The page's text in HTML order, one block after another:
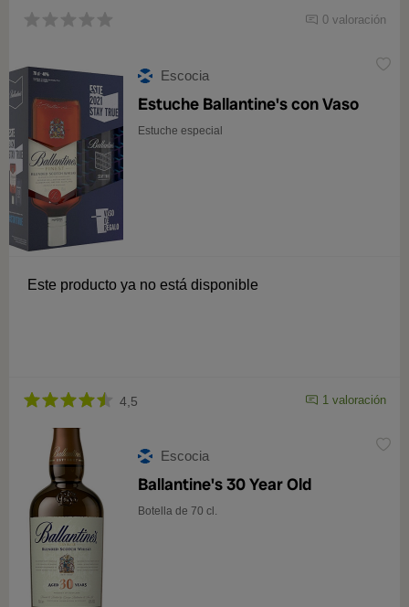
0 valoración
Escocia
Estuche Ballantine's con Vaso
Estuche especial
Este producto ya no está disponible
4,5 1 valoración
Escocia
Ballantine's 30 Year Old
Botella de 70 cl.